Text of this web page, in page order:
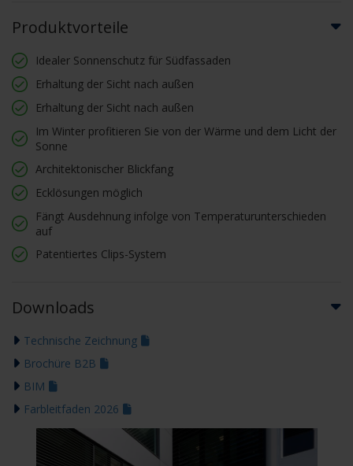
Produktvorteile
Idealer Sonnenschutz für Südfassaden
Erhaltung der Sicht nach außen
Erhaltung der Sicht nach außen
Im Winter profitieren Sie von der Wärme und dem Licht der
Sonne
Architektonischer Blickfang
Ecklösungen möglich
Fängt Ausdehnung infolge von Temperaturunterschieden
auf
Patentiertes Clips-System
Downloads
Technische Zeichnung
Brochüre B2B
BIM
Farbleitfaden 2026